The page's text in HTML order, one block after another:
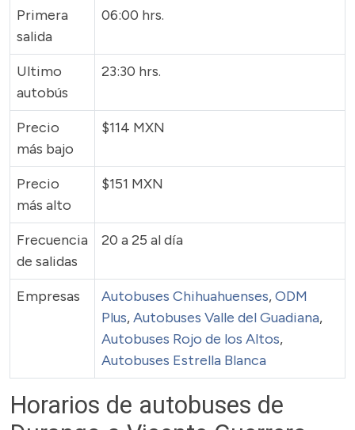
Primera
salida
06:00 hrs.
Ultimo
autobús
23:30 hrs.
Precio
más bajo
$114 MXN
Precio
más alto
$151 MXN
Frecuencia
de salidas
20 a 25 al día
Empresas Autobuses Chihuahuenses,ODM
Plus,Autobuses Valle del Guadiana,
Autobuses Rojo de los Altos,
Autobuses Estrella Blanca
Horarios de autobuses de